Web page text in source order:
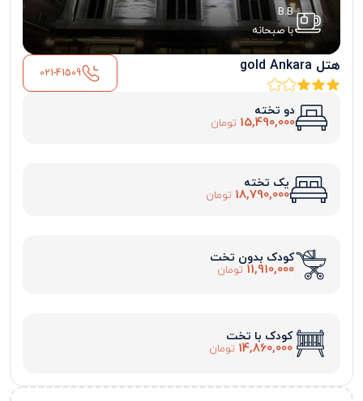
B.B
با صبحانه
هتل gold Ankara 021-41509
دو تخته
15,490,000 تومان
یک تخته
18,790,000 تومان
کودک بدون تخت
11,910,000 تومان
کودک با تخت
14,860,000 تومان